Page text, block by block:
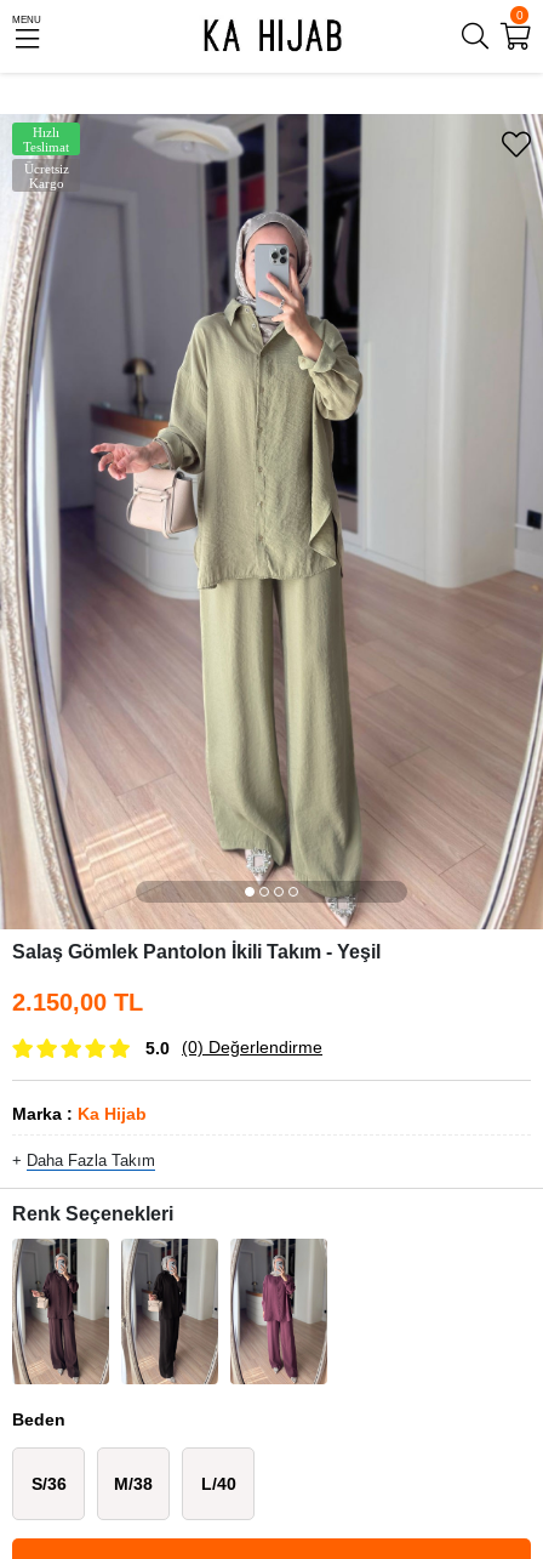
0
MENU
Ücretsiz
Kargo
Hızlı
Teslimat
Salaş Gömlek Pantolon İkili Takım - Yeşil
2.150,00 TL
5.0 (0) Değerlendirme
Marka : Ka Hijab
+ Daha Fazla Takım
Renk Seçenekleri
Beden
S/36 M/38 L/40